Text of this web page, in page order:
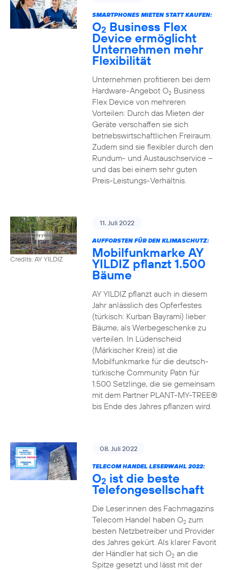
SMARTPHONES MIETEN STATT KAUFEN:
O2 Business Flex
Device ermöglicht
Unternehmen mehr
Flexibilität
Unternehmen profitieren bei dem
Hardware-Angebot O2Business
Flex Device von mehreren
Vorteilen: Durch das Mieten der
Geräte verschaffen sie sich
betriebswirtschaftlichen Freiraum.
Zudem sind sie flexibler durch den
Rundum- und Austauschservice –
und das bei einem sehr guten
Preis-Leistungs-Verhältnis.
Credits: AY YILDIZ
11. Juli 2022
AUFFORSTEN FÜR DEN KLIMASCHUTZ:
Mobilfunkmarke AY
YILDIZ pflanzt 1.500
Bäume
AY YILDIZ pflanzt auch in diesem
Jahr anlässlich des Opferfestes
(türkisch: Kurban Bayrami) lieber
Bäume, als Werbegeschenke zu
verteilen. In Lüdenscheid
(Märkischer Kreis) ist die
Mobilfunkmarke für die deutsch-
türkische Community Patin für
1.500 Setzlinge, die sie gemeinsam
mit dem Partner PLANT-MY-TREE®
bis Ende des Jahres pflanzen wird.
08. Juli 2022
TELECOM HANDEL LESERWAHL 2022:
O2 ist die beste
Telefongesellschaft
Die Leser:innen des Fachmagazins
Telecom Handel haben O2zum
besten Netzbetreiber und Provider
des Jahres gekürt. Als klarer Favorit
der Händler hat sich O2an die
Spitze gesetzt und lässt mit der